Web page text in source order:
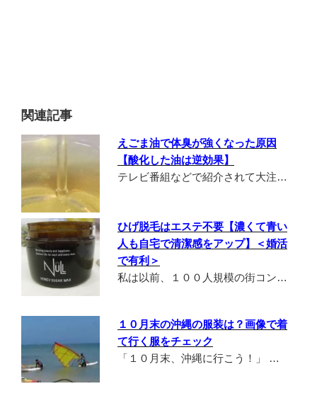
関連記事
えごま油で体臭が強くなった原因
【酸化した油は逆効果】
テレビ番組などで紹介されて大注…
ひげ脱毛はエステ不要【濃くて青い
人も自宅で清潔感をアップ】＜婚活
で有利＞
私は以前、１００人規模の街コン…
１０月末の沖縄の服装は？画像で着
て行く服をチェック
「１０月末、沖縄に行こう！」 …